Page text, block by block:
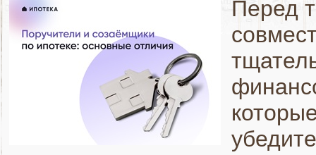
Перед